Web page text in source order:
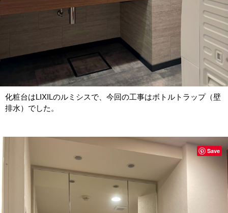
化粧台はLIXILのルミシスで、今回の工事はボトルトラップ（壁
排水）でした。
Save